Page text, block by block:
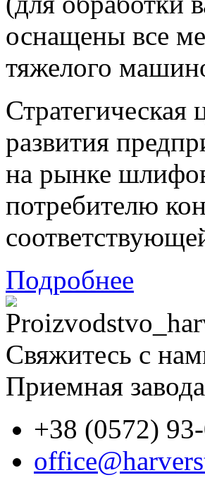
оснащены все
тяжелого
Стратегическая
развития
на рынке
потребителю
Подробнее
Свяжитесь с
Приемная
+38 (0572)